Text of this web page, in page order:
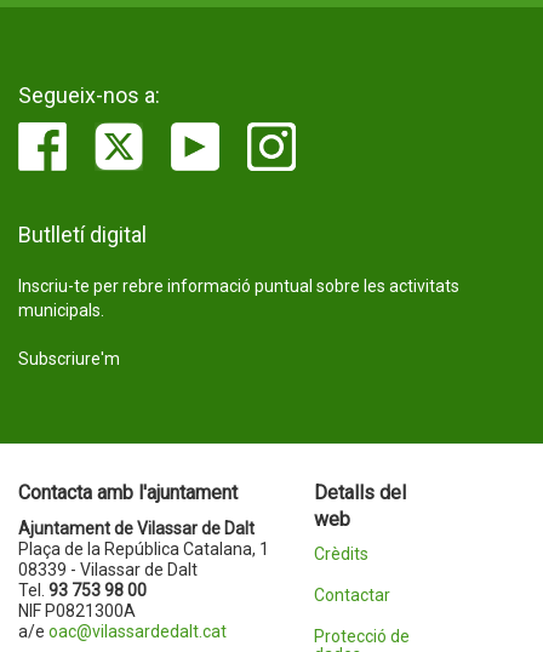
Segueix-nos a:
Butlletí digital
Inscriu-te per rebre informació puntual sobre les activitats
municipals.
Subscriure'm
Contacta amb l'ajuntament
Ajuntament de Vilassar de Dalt
Plaça de la República Catalana, 1
08339 - Vilassar de Dalt
Tel. 93 753 98 00
NIF P0821300A
a/e oac@vilassardedalt.cat
Detalls del
web
Crèdits
Contactar
Protecció de